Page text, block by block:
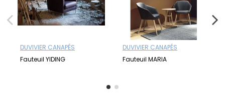
DUVIVIER CANAPÉS
Fauteuil YIDING
DUVIVIER CANAPÉS
Fauteuil MARIA